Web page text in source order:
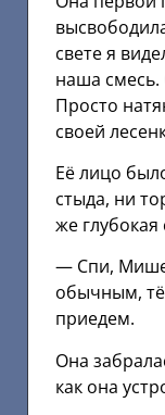
свете я
наша смесь.
Просто
своей
Её лицо
стыда, ни
же глубокая
— Спи,
обычным,
приедем.
Она
как она